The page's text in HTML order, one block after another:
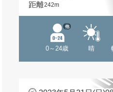
距離242m
0～24歳
他
晴